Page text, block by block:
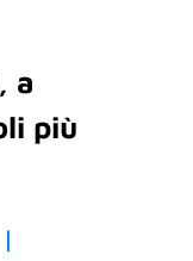
a
più